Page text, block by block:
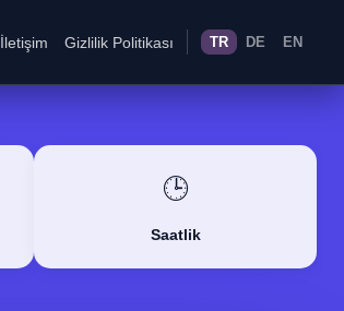
İletişim Gizlilik Politikası TR DE EN
🕒
Saatlik